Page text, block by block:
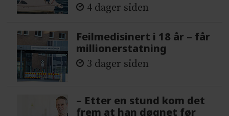
4 dager siden
Feilmedisinert i 18 år – får
millionerstatning
3 dager siden
– Etter en stund kom det
frem at han døgnet før